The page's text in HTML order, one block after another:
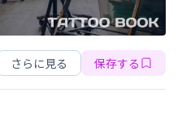
さらに見る 保存する